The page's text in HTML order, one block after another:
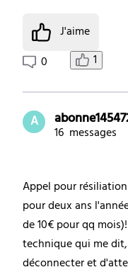
J'aime
0
1
A
16 messages
Appel pour
pour deux ans
de 10€ pour qq
technique qui me
déconnecter et